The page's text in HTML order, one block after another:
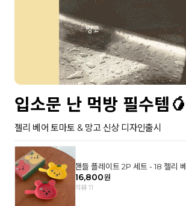
입소문 난 먹방 필수템🥭
젤리 베어 토마토 & 망고 신상 디자인출시
핸들 플레이트 2P 세트 - 18 젤리
& 망고
16,800원
리뷰 11